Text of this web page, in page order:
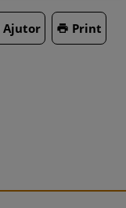
Ajutor  Print